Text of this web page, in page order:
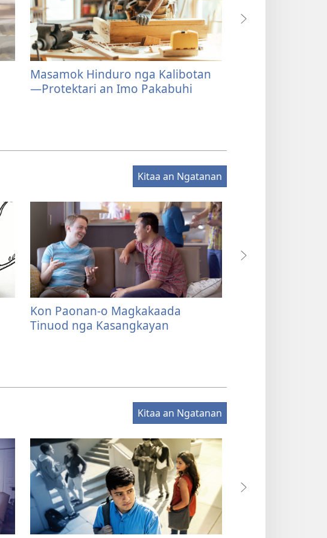
Masamok Hinduro nga Kalibotan
—Protektari an Imo Pakabuhi
Kitaa an Ngatanan
Kon Paonan-o Magkakaada
Tinuod nga Kasangkayan
Kitaa an Ngatanan